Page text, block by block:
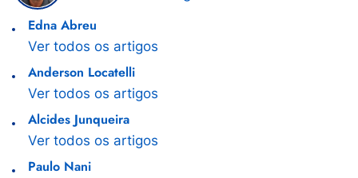
Edna Abreu
Ver todos os artigos
Anderson Locatelli
Ver todos os artigos
Alcides Junqueira
Ver todos os artigos
Paulo Nani